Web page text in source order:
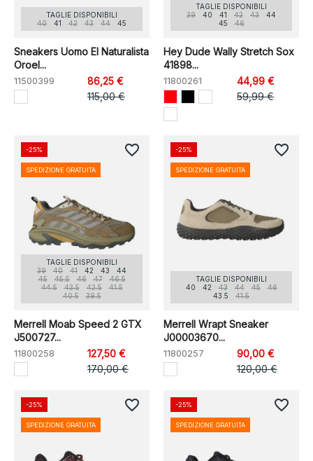
TAGLIE DISPONIBILI
40
41 42 43 44 45
Sneakers Uomo El Naturalista
Oroel...
11500399
86,25 €
115,00 €
TAGLIE DISPONIBILI
39
40 41 42 43
44
45
46
Hey Dude Wally Stretch Sox
41898...
11800261
44,99 €
59,99 €
TAGLIE DISPONIBILI
39
40 41 42 43
44
45
45.5 46 47
46.5
44.5
43.5 42.5
41.5
40.5
39.5
Merrell Moab Speed 2 GTX
J500727...
11800258
127,50 €
170,00 €
-25%
SPEDIZIONE GRATUITA
favorite_border
TAGLIE DISPONIBILI
40
42 43 44 45
46
43.5
41.5
Merrell Wrapt Sneaker
J00003670...
11800257
90,00 €
120,00 €
-25%
SPEDIZIONE GRATUITA
favorite_border
-25%
SPEDIZIONE GRATUITA
favorite_border -25%
SPEDIZIONE GRATUITA
favorite_border